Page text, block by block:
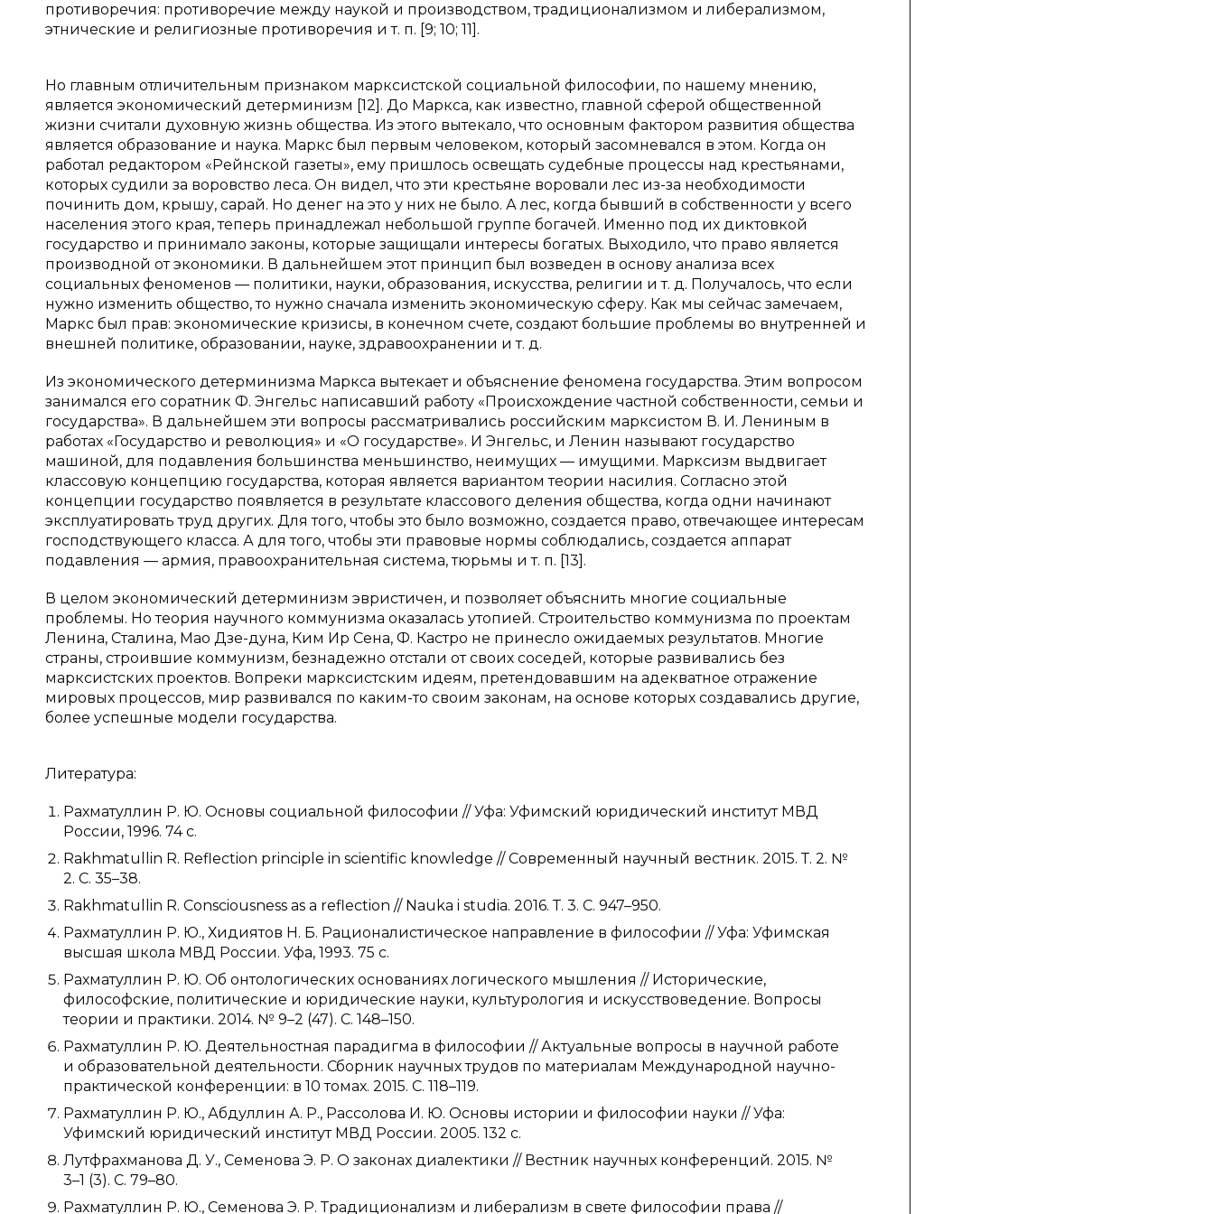
противоречия: противоречие между наукой и производством, традиционализмом и либерализмом,
этнические и религиозные противоречия и т. п. [9; 10; 11].
Но главным отличительным признаком марксистской социальной философии, по нашему мнению,
является экономический детерминизм [12]. До Маркса, как известно, главной сферой общественной
жизни считали духовную жизнь общества. Из этого вытекало, что основным фактором развития общества
является образование и наука. Маркс был первым человеком, который засомневался в этом. Когда он
работал редактором «Рейнской газеты», ему пришлось освещать судебные процессы над крестьянами,
которых судили за воровство леса. Он видел, что эти крестьяне воровали лес из-за необходимости
починить дом, крышу, сарай. Но денег на это у них не было. А лес, когда бывший в собственности у всего
населения этого края, теперь принадлежал небольшой группе богачей. Именно под их диктовкой
государство и принимало законы, которые защищали интересы богатых. Выходило, что право является
производной от экономики. В дальнейшем этот принцип был возведен в основу анализа всех
социальных феноменов — политики, науки, образования, искусства, религии и т. д. Получалось, что если
нужно изменить общество, то нужно сначала изменить экономическую сферу. Как мы сейчас замечаем,
Маркс был прав: экономические кризисы, в конечном счете, создают большие проблемы во внутренней и
внешней политике, образовании, науке, здравоохранении и т. д.
Из экономического детерминизма Маркса вытекает и объяснение феномена государства. Этим вопросом
занимался его соратник Ф. Энгельс написавший работу «Происхождение частной собственности, семьи и
государства». В дальнейшем эти вопросы рассматривались российским марксистом В. И. Лениным в
работах «Государство и революция» и «О государстве». И Энгельс, и Ленин называют государство
машиной, для подавления большинства меньшинство, неимущих — имущими. Марксизм выдвигает
классовую концепцию государства, которая является вариантом теории насилия. Согласно этой
концепции государство появляется в результате классового деления общества, когда одни начинают
эксплуатировать труд других. Для того, чтобы это было возможно, создается право, отвечающее интересам
господствующего класса. А для того, чтобы эти правовые нормы соблюдались, создается аппарат
подавления — армия, правоохранительная система, тюрьмы и т. п. [13].
В целом экономический детерминизм эвристичен, и позволяет объяснить многие социальные
проблемы. Но теория научного коммунизма оказалась утопией. Строительство коммунизма по проектам
Ленина, Сталина, Мао Дзе-дуна, Ким Ир Сена, Ф. Кастро не принесло ожидаемых результатов. Многие
страны, строившие коммунизм, безнадежно отстали от своих соседей, которые развивались без
марксистских проектов. Вопреки марксистским идеям, претендовавшим на адекватное отражение
мировых процессов, мир развивался по каким-то своим законам, на основе которых создавались другие,
более успешные модели государства.
Литература:
Рахматуллин Р. Ю. Основы социальной философии // Уфа: Уфимский юридический институт МВД
России, 1996. 74 с.
Rakhmatullin R. Reflection principle in scientific knowledge // Современный научный вестник. 2015. Т. 2. №
2. С. 35–38.
Rakhmatullin R. Consciousness as a reflection // Nauka i studia. 2016. Т. 3. С. 947–950.
Рахматуллин Р. Ю., Хидиятов Н. Б. Рационалистическое направление в философии // Уфа: Уфимская
высшая школа МВД России. Уфа, 1993. 75 с.
Рахматуллин Р. Ю. Об онтологических основаниях логического мышления // Исторические,
философские, политические и юридические науки, культурология и искусствоведение. Вопросы
теории и практики. 2014. № 9–2 (47). С. 148–150.
Рахматуллин Р. Ю. Деятельностная парадигма в философии // Актуальные вопросы в научной работе
и образовательной деятельности. Сборник научных трудов по материалам Международной научно-
практической конференции: в 10 томах. 2015. С. 118–119.
Рахматуллин Р. Ю., Абдуллин А. Р., Рассолова И. Ю. Основы истории и философии науки // Уфа:
Уфимский юридический институт МВД России. 2005. 132 с.
Лутфрахманова Д. У., Семенова Э. Р. О законах диалектики // Вестник научных конференций. 2015. №
3–1 (3). С. 79–80.
Рахматуллин Р. Ю., Семенова Э. Р. Традиционализм и либерализм в свете философии права //